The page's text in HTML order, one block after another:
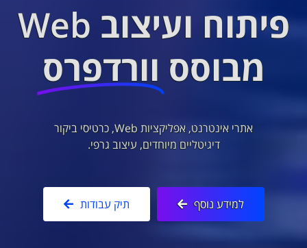
פיתוח ועיצוב Web
מבוסס וורדפרס
אתרי אינטרנט, אפליקציות Web, כרטיסי ביקור
דיגיטליים מיוחדים, עיצוב גרפי.
למידע נוסף תיק עבודות